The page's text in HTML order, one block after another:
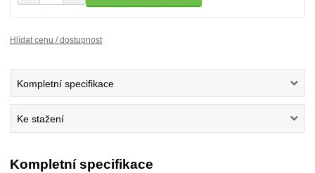
Hlídat cenu / dostupnost
Kompletní specifikace
Ke stažení
Kompletní specifikace